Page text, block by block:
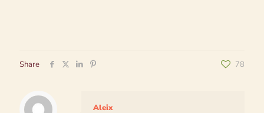
Share 78
Aleix